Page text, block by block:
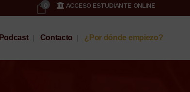
0 ACCESO ESTUDIANTE ONLINE
Podcast Contacto ¿Por dónde empiezo?